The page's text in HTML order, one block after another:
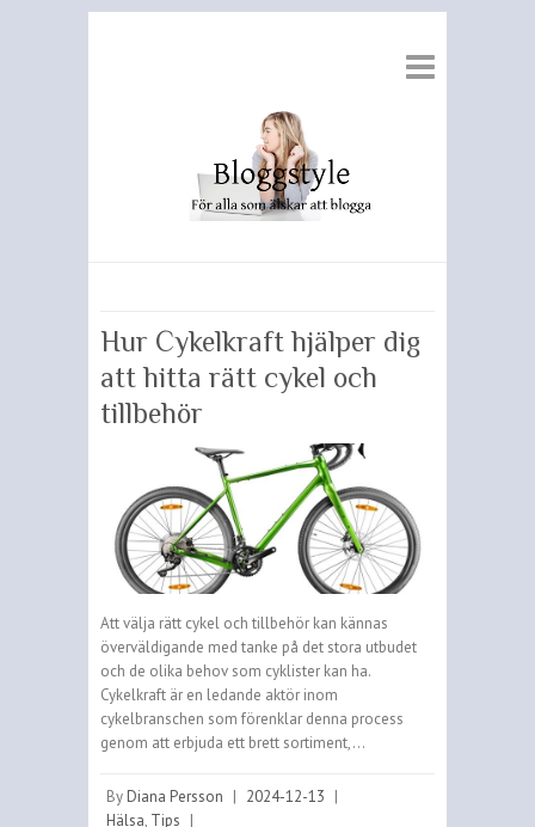
Hur Cykelkraft hjälper dig
att hitta rätt cykel och
tillbehör
Att välja rätt cykel och tillbehör kan kännas
överväldigande med tanke på det stora utbudet
och de olika behov som cyklister kan ha.
Cykelkraft är en ledande aktör inom
cykelbranschen som förenklar denna process
genom att erbjuda ett brett sortiment,…
By Diana Persson | 2024-12-13 |
Hälsa, Tips |